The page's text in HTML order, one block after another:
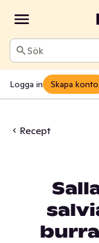
Sök
Logga in Skapa konto
Recept